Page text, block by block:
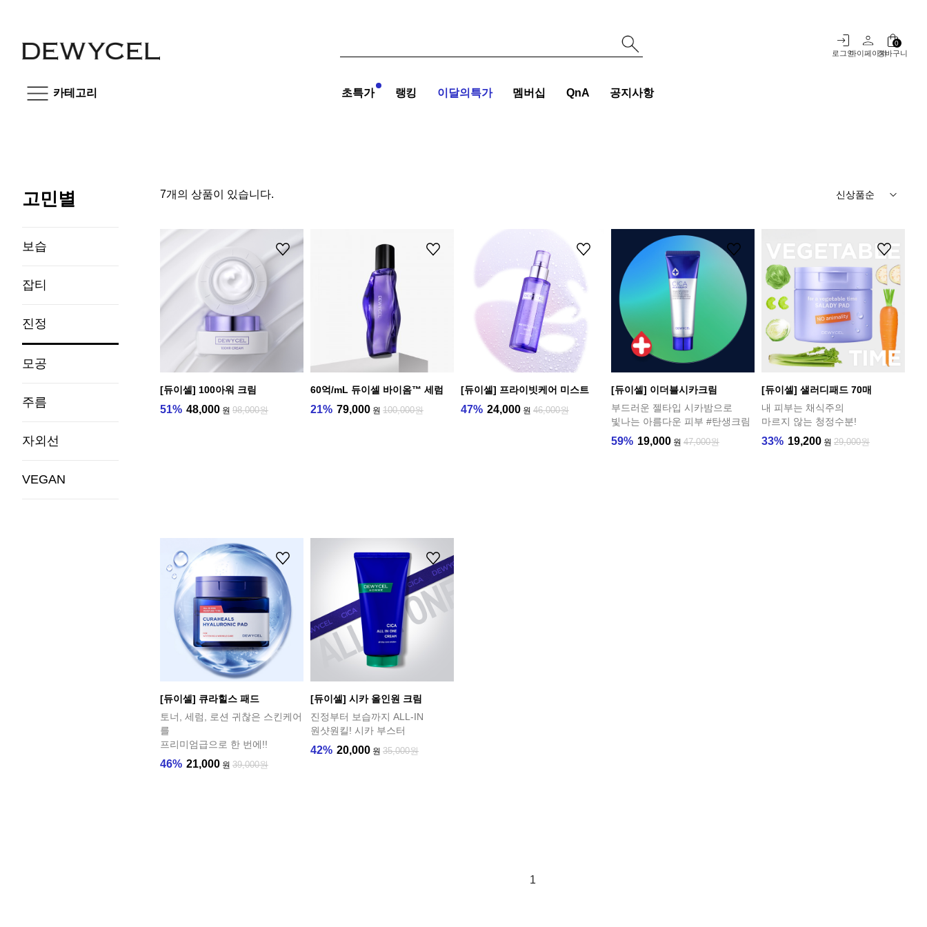
로그인마이페이지
0
장바구니
카테고리 초특가 랭킹 이달의특가 멤버십 QnA 공지사항
고민별
보습
잡티
진정
모공
주름
자외선
VEGAN
7개의 상품이 있습니다.
[듀이셀] 100아워 크림
51% 48,000 원 98,000원
60억/mL 듀이셀 바이옴™ 세럼
21% 79,000 원 100,000원
[듀이셀] 프라이빗케어 미스트
47% 24,000 원 46,000원
[듀이셀] 이더블시카크림
부드러운 젤타입 시카밤으로
빛나는 아름다운 피부 #탄생크림
59% 19,000 원 47,000원
[듀이셀] 샐러디패드 70매
내 피부는 채식주의
마르지 않는 청정수분!
33% 19,200 원 29,000원
[듀이셀] 큐라힐스 패드
토너, 세럼, 로션 귀찮은 스킨케어
를
프리미엄급으로 한 번에!!
46% 21,000 원 39,000원
[듀이셀] 시카 올인원 크림
진정부터 보습까지 ALL-IN
원샷원킬! 시카 부스터
42% 20,000 원 35,000원
1